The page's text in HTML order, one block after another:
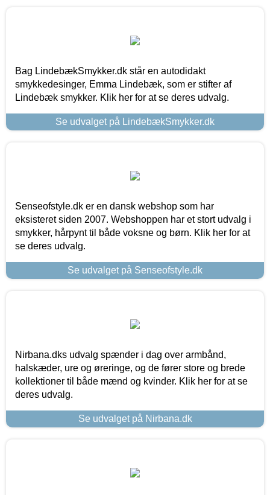
Bag LindebækSmykker.dk står en autodidakt
smykkedesinger, Emma Lindebæk, som er stifter af
Lindebæk smykker. Klik her for at se deres udvalg.
Se udvalget på LindebækSmykker.dk
Senseofstyle.dk er en dansk webshop som har
eksisteret siden 2007. Webshoppen har et stort udvalg i
smykker, hårpynt til både voksne og børn. Klik her for at
se deres udvalg.
Se udvalget på Senseofstyle.dk
Nirbana.dks udvalg spænder i dag over armbånd,
halskæder, ure og øreringe, og de fører store og brede
kollektioner til både mænd og kvinder. Klik her for at se
deres udvalg.
Se udvalget på Nirbana.dk